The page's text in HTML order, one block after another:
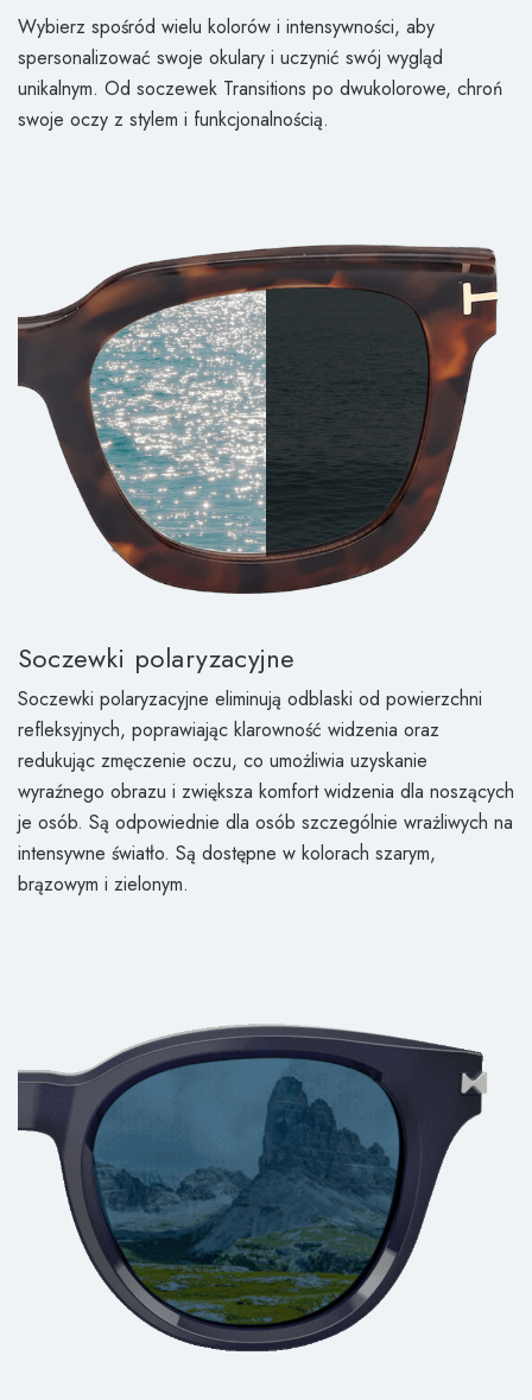
Wybierz spośród wielu kolorów i intensywności, aby
spersonalizować swoje okulary i uczynić swój wygląd
unikalnym. Od soczewek Transitions po dwukolorowe, chroń
swoje oczy z stylem i funkcjonalnością.
Soczewki polaryzacyjne
Soczewki polaryzacyjne eliminują odblaski od powierzchni
refleksyjnych, poprawiając klarowność widzenia oraz
redukując zmęczenie oczu, co umożliwia uzyskanie
wyraźnego obrazu i zwiększa komfort widzenia dla noszących
je osób. Są odpowiednie dla osób szczególnie wrażliwych na
intensywne światło. Są dostępne w kolorach szarym,
brązowym i zielonym.